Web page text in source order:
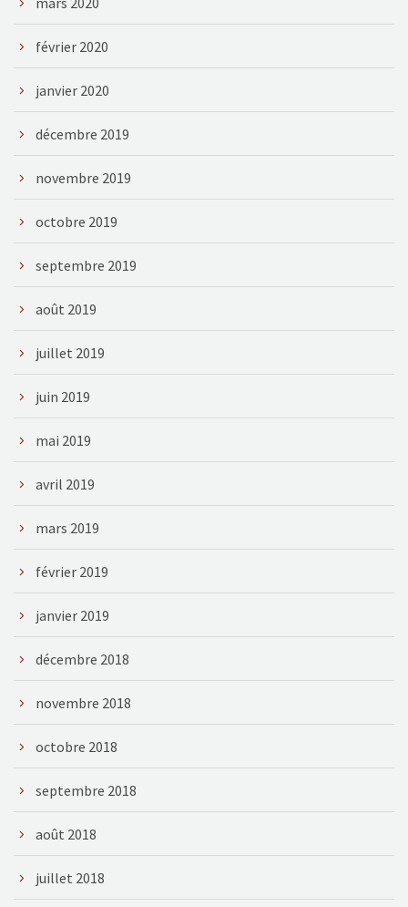
février 2020
janvier 2020
décembre 2019
novembre 2019
octobre 2019
septembre 2019
août 2019
juillet 2019
juin 2019
mai 2019
avril 2019
mars 2019
février 2019
janvier 2019
décembre 2018
novembre 2018
octobre 2018
septembre 2018
août 2018
juillet 2018